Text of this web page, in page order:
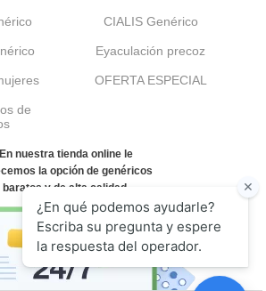
CIALIS Genérico
Eyaculación precoz
OFERTA ESPECIAL
de
En nuestra tienda online le
la opción de genéricos
baratos y de alta calidad.